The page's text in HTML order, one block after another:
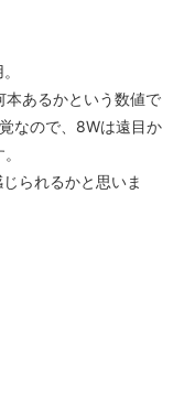
本あるかという数値で
なので、8Wは遠目か
られるかと思いま